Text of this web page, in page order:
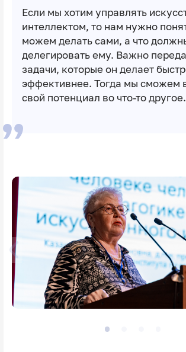
Если мы хотим управлять
интеллектом, то нам нужно
можем делать сами, а что
делегировать ему. Важно
задачи, которые он делает
эффективнее. Тогда мы сможем
свой потенциал во что-то другое.